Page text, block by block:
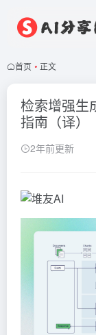
首页 • 正文
检索增强生
指南（译）
2年前更新